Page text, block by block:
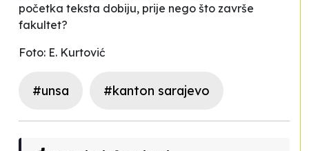
početka teksta dobiju, prije nego što završe
fakultet?
Foto: E. Kurtović
#unsa #kanton sarajevo